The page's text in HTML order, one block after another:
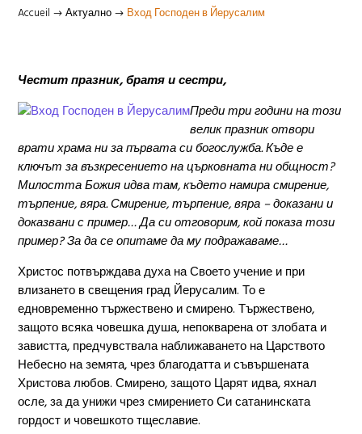
Accueil $ Актуално $ Вход Господен в Йерусалим
Честит празник, братя и сестри,
Преди три години на този
велик празник отвори
врати храма ни за първата си богослужба. Къде е
ключът за възкресението на църковната ни общност?
Милостта Божия идва там, където намира смирение,
търпение, вяра. Смирение, търпение, вяра – доказани и
доказвани с пример… Да си отговорим, кой показа този
пример? За да се опитаме да му подражаваме…
Христос потвърждава духа на Своето учение и при
влизането в свещения град Йерусалим. То е
едновременно тържествено и смирено. Тържествено,
защото всяка човешка душа, непокварена от злобата и
завистта, предчувствала наближаването на Царството
Небесно на земята, чрез благодатта и съвършената
Христова любов. Смирено, защото Царят идва, яхнал
осле, за да унижи чрез смирението Си сатанинската
гордост и човешкото тщеславие.